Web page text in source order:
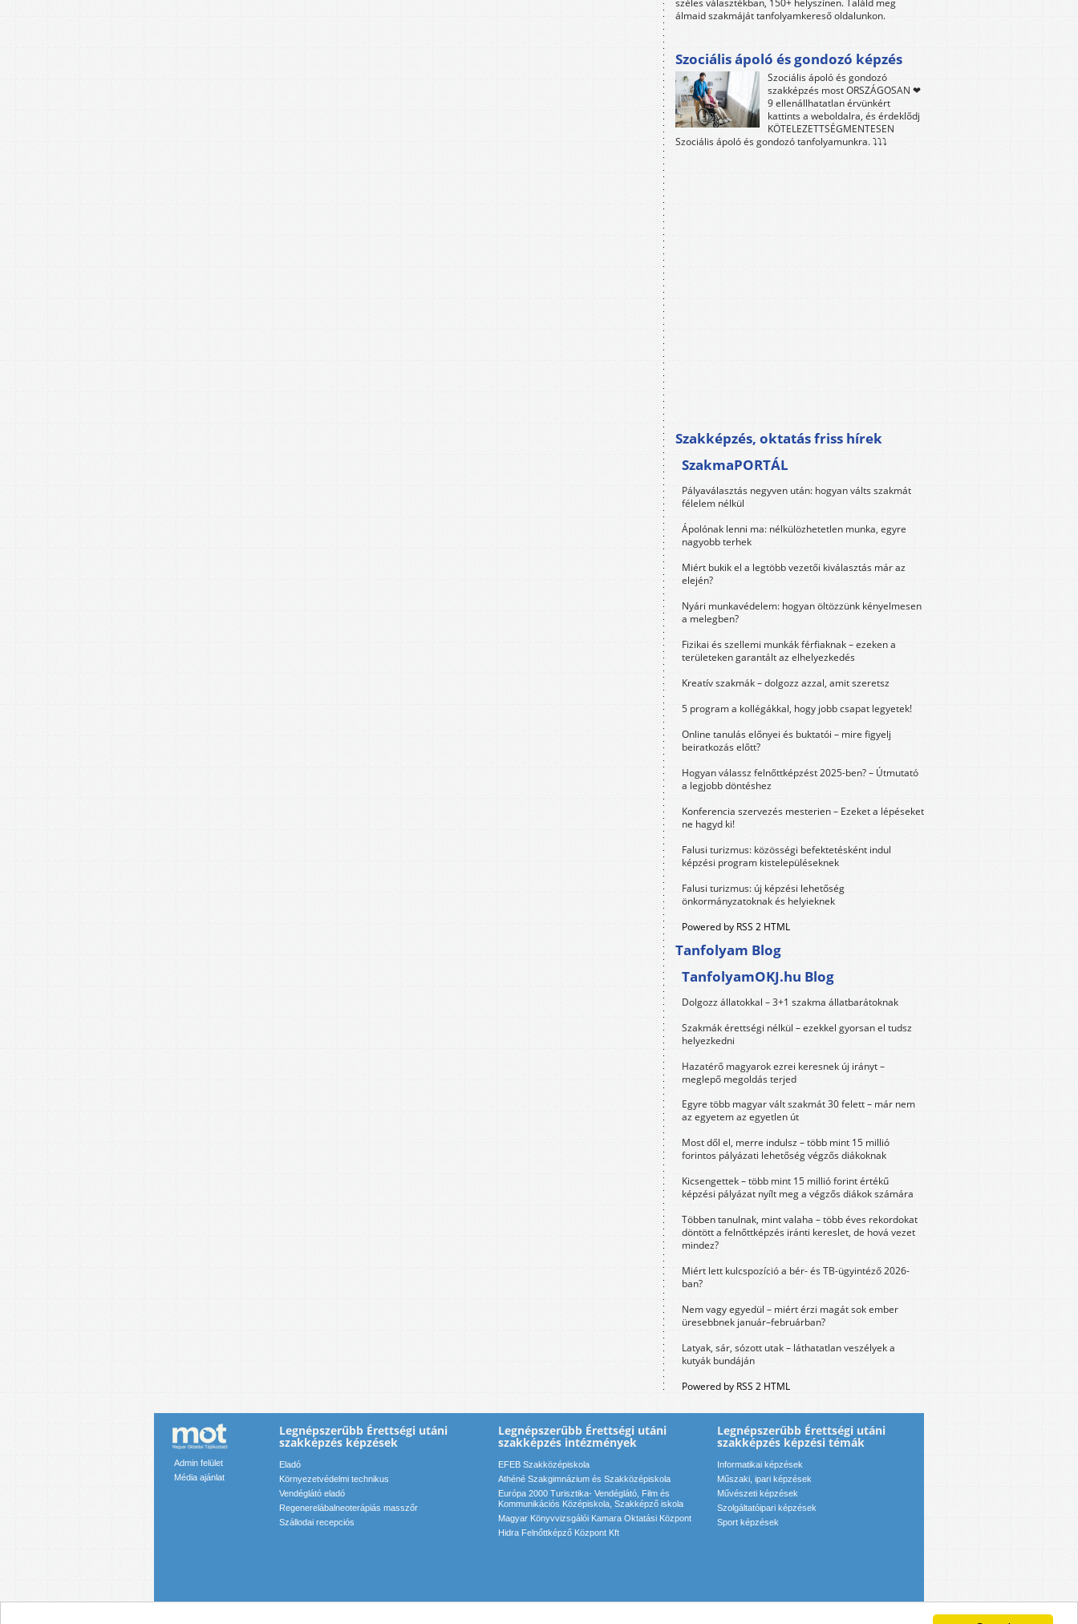
széles választékban, 150+ helyszínen. Találd meg
álmaid szakmáját tanfolyamkereső oldalunkon.
Szociális ápoló és gondozó képzés
Szociális ápoló és gondozó
szakképzés most ORSZÁGOSAN ❤
9 ellenállhatatlan érvünkért
kattints a weboldalra, és érdeklődj
KÖTELEZETTSÉGMENTESEN
Szociális ápoló és gondozó tanfolyamunkra. ⤵⤵⤵
Szakképzés, oktatás friss hírek
SzakmaPORTÁL
Pályaválasztás negyven után: hogyan válts szakmát
félelem nélkül
Ápolónak lenni ma: nélkülözhetetlen munka, egyre
nagyobb terhek
Miért bukik el a legtöbb vezetői kiválasztás már az
elején?
Nyári munkavédelem: hogyan öltözzünk kényelmesen
a melegben?
Fizikai és szellemi munkák férfiaknak – ezeken a
területeken garantált az elhelyezkedés
Kreatív szakmák – dolgozz azzal, amit szeretsz
5 program a kollégákkal, hogy jobb csapat legyetek!
Online tanulás előnyei és buktatói – mire figyelj
beiratkozás előtt?
Hogyan válassz felnőttképzést 2025-ben? – Útmutató
a legjobb döntéshez
Konferencia szervezés mesterien – Ezeket a lépéseket
ne hagyd ki!
Falusi turizmus: közösségi befektetésként indul
képzési program kistelepüléseknek
Falusi turizmus: új képzési lehetőség
önkormányzatoknak és helyieknek
Powered by RSS 2 HTML
Tanfolyam Blog
TanfolyamOKJ.hu Blog
Dolgozz állatokkal – 3+1 szakma állatbarátoknak
Szakmák érettségi nélkül – ezekkel gyorsan el tudsz
helyezkedni
Hazatérő magyarok ezrei keresnek új irányt –
meglepő megoldás terjed
Egyre több magyar vált szakmát 30 felett – már nem
az egyetem az egyetlen út
Most dől el, merre indulsz – több mint 15 millió
forintos pályázati lehetőség végzős diákoknak
Kicsengettek – több mint 15 millió forint értékű
képzési pályázat nyílt meg a végzős diákok számára
Többen tanulnak, mint valaha – több éves rekordokat
döntött a felnőttképzés iránti kereslet, de hová vezet
mindez?
Miért lett kulcspozíció a bér- és TB-ügyintéző 2026-
ban?
Nem vagy egyedül – miért érzi magát sok ember
üresebbnek január–februárban?
Latyak, sár, sózott utak – láthatatlan veszélyek a
kutyák bundáján
Powered by RSS 2 HTML
Admin felület
Média ajánlat
Legnépszerűbb Érettségi utáni
szakképzés képzések
Eladó
Környezetvédelmi technikus
Vendéglátó eladó
Regenerelábalneoterápiás masszőr
Szállodai recepciós
Legnépszerűbb Érettségi utáni
szakképzés intézmények
EFEB Szakközépiskola
Athéné Szakgimnázium és Szakközépiskola
Európa 2000 Turisztika- Vendéglátó, Film és
Kommunikációs Középiskola, Szakképző iskola
Magyar Könyvvizsgálói Kamara Oktatási Központ
Hidra Felnőttképző Központ Kft
Legnépszerűbb Érettségi utáni
szakképzés képzési témák
Informatikai képzések
Műszaki, ipari képzések
Művészeti képzések
Szolgáltatóipari képzések
Sport képzések